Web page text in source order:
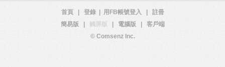
首頁 登錄 用FB帳號登入
註冊
簡易版
觸屏版 電腦版
客戶端
© Comsenz Inc.